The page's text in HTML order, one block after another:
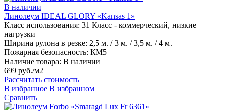
В наличии
Линолеум IDEAL GLORY «Kansas 1»
Класс использования: 31 Класс - коммерческий, низкие
нагрузки
Ширина рулона в резке: 2,5 м. / 3 м. / 3,5 м. / 4 м.
Пожарная безопасность: КМ5
Наличие товара: В наличии
699 руб./м2
Рассчитать стоимость
В избранное В избранном
Сравнить